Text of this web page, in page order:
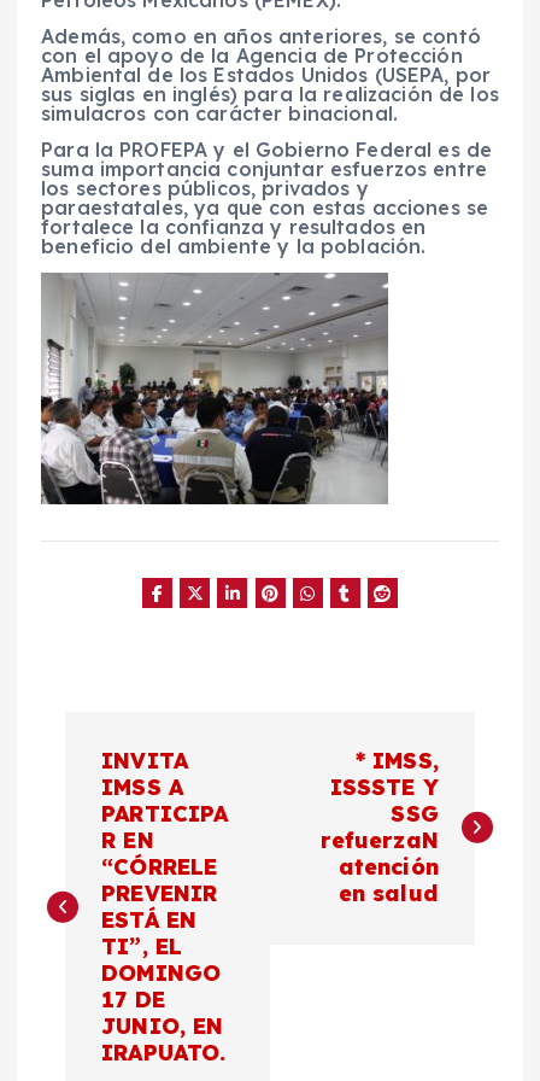
Además, como en años anteriores, se contó
con el apoyo de la Agencia de Protección
Ambiental de los Estados Unidos (USEPA, por
sus siglas en inglés) para la realización de los
simulacros con carácter binacional.
Para la PROFEPA y el Gobierno Federal es de
suma importancia conjuntar esfuerzos entre
los sectores públicos, privados y
paraestatales, ya que con estas acciones se
fortalece la confianza y resultados en
beneficio del ambiente y la población.
e
INVITA
IMSS A
PARTICIPA
R EN
“CÓRRELE
PREVENIR
ESTÁ EN
TI”, EL
DOMINGO
17 DE
JUNIO, EN
IRAPUATO.
* IMSS,
ISSSTE Y
SSG
refuerzaN
atención
en salud